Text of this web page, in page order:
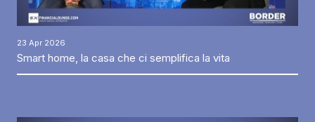
23 Apr 2026
Smart home, la casa che ci semplifica la vita